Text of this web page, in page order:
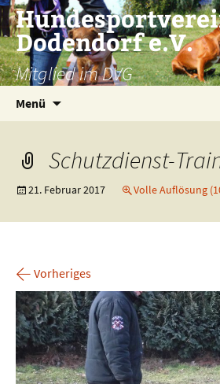
Zum
Inhalt
springen
Dodendorf e.V.
Mitglied im DVG
Menü
Schutzdienst-
21. Februar 2017 Volle Auflösung
← Vorheriges